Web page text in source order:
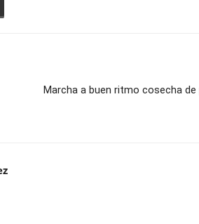
Marcha a buen ritmo cosecha de